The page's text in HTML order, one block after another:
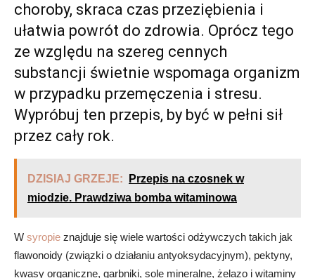
choroby, skraca czas przeziębienia i
ułatwia powrót do zdrowia. Oprócz tego
ze względu na szereg cennych
substancji świetnie wspomaga organizm
w przypadku przemęczenia i stresu.
Wypróbuj ten przepis, by być w pełni sił
przez cały rok.
DZISIAJ GRZEJE:
Przepis na czosnek w
miodzie. Prawdziwa bomba witaminowa
W syropie znajduje się wiele wartości odżywczych takich jak
flawonoidy (związki o działaniu antyoksydacyjnym), pektyny,
kwasy organiczne, garbniki, sole mineralne, żelazo i witaminy